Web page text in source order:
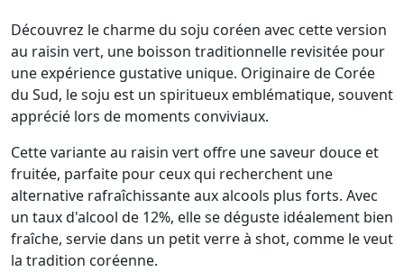
Découvrez le charme du soju coréen avec cette version
au raisin vert, une boisson traditionnelle revisitée pour
une expérience gustative unique. Originaire de Corée
du Sud, le soju est un spiritueux emblématique, souvent
apprécié lors de moments conviviaux.
Cette variante au raisin vert offre une saveur douce et
fruitée, parfaite pour ceux qui recherchent une
alternative rafraîchissante aux alcools plus forts. Avec
un taux d'alcool de 12%, elle se déguste idéalement bien
fraîche, servie dans un petit verre à shot, comme le veut
la tradition coréenne.